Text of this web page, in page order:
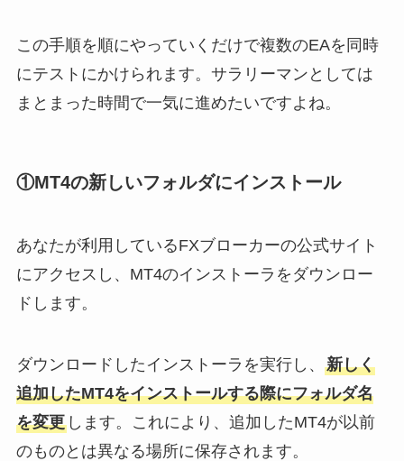
この手順を順にやっていくだけで複数のEAを同時
にテストにかけられます。サラリーマンとしては
まとまった時間で一気に進めたいですよね。
①MT4の新しいフォルダにインストール
あなたが利用しているFXブローカーの公式サイト
にアクセスし、MT4のインストーラをダウンロー
ドします。
ダウンロードしたインストーラを実行し、 新しく
追加したMT4をインストールする際にフォルダ名
を変更します。これにより、追加したMT4が以前
のものとは異なる場所に保存されます。